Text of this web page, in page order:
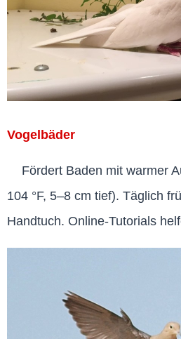
Vogelbäder
Fördert Baden mit warmer
104 °F, 5–8 cm tief). Täglich
Handtuch. Online-Tutorials